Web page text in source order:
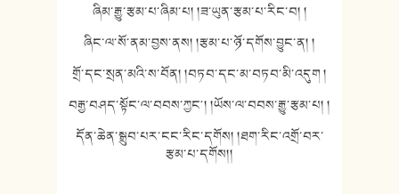
ཞིམ་རྒྱུ་རྩམ་པ་ཞིམ་པ། །ཟ་ཡུན་རྩམ་པ་རིང་བ། །
ཞིང་ལ་སོ་ནམ་བྱས་ནས། །རྩམ་པ་ཉོ་དགོས་བྱུང་ན། །
གྲོ་དང་སྲན་མའི་ས་བོན། །བཏབ་དང་མ་བཏབ་མི་འདུག །
བརྒྱ་བཤད་སྟོང་ལ་བབས་ཀྱང༌། །ཡོས་ལ་བབས་རྒྱུ་རྩམ་པ། །
དོན་ཆེན་སྒྲུབ་པར་ངང་རིང་དགོས། །ཐག་རིང་འགྲོ་བར་
རྩམ་པ་དགོས།།